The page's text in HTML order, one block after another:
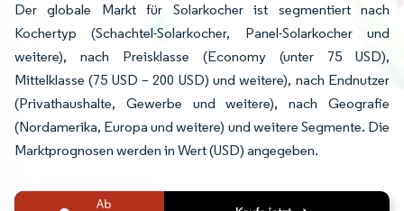
Der globale Markt für Solarkocher ist segmentiert nach
Kochertyp (Schachtel-Solarkocher, Panel-Solarkocher und
weitere), nach Preisklasse (Economy (unter 75 USD),
Mittelklasse (75 USD – 200 USD) und weitere), nach Endnutzer
(Privathaushalte, Gewerbe und weitere), nach Geografie
(Nordamerika, Europa und weitere) und weitere Segmente. Die
Marktprognosen werden in Wert (USD) angegeben.